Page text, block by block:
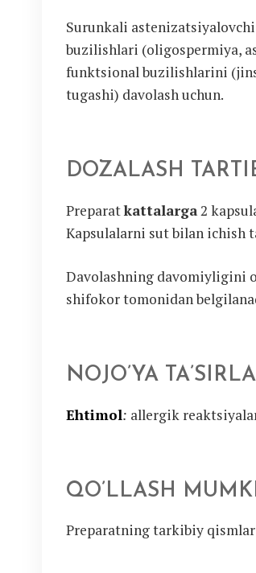
Surunkali
buzilishlari (oligospermiya,
funktsional buzilishlarini
tugashi) davolash uchun.
DOZALASH
Preparatkattalarga2
Kapsulalarni sut bilan ichish
Davolashning davomiyligini
shifokor tomonidan
NOJO’YA
Ehtimol: allergik
QO’LLASH
Preparatning tarkibiy